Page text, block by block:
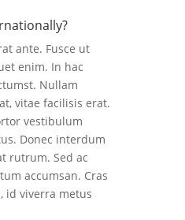
ante. Fusce ut
enim. In hac
Nullam
vitae facilisis erat.
vestibulum
Donec interdum
rutrum. Sed ac
accumsan. Cras
id viverra metus